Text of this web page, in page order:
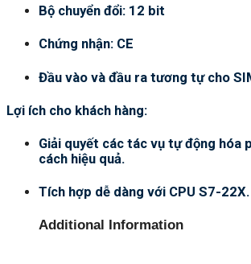
Bộ chuyển đổi: 12 bit
Chứng nhận: CE
Đầu vào và đầu ra tương tự cho
Lợi ích cho khách hàng:
Giải quyết các tác vụ tự động hóa
cách hiệu quả.
Tích hợp dễ dàng với CPU S7-22X.
Additional Information